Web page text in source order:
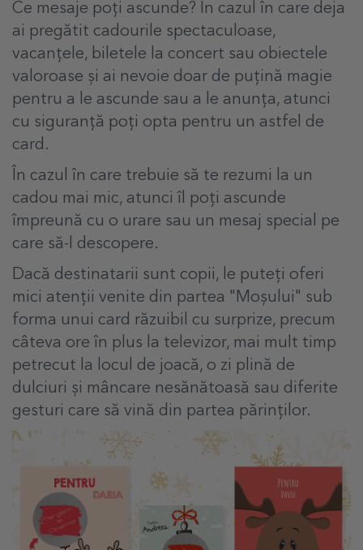
Ce mesaje poți ascunde? În cazul în care deja
ai pregătit cadourile spectaculoase,
vacanțele, biletele la concert sau obiectele
valoroase și ai nevoie doar de puțină magie
pentru a le ascunde sau a le anunța, atunci
cu siguranță poți opta pentru un astfel de
card.
În cazul în care trebuie să te rezumi la un
cadou mai mic, atunci îl poți ascunde
împreună cu o urare sau un mesaj special pe
care să-l descopere.
Dacă destinatarii sunt copii, le puteți oferi
mici atenții venite din partea "Moșului" sub
forma unui card răzuibil cu surprize, precum
câteva ore în plus la televizor, mai mult timp
petrecut la locul de joacă, o zi plină de
dulciuri și mâncare nesănătoasă sau diferite
gesturi care să vină din partea părinților.